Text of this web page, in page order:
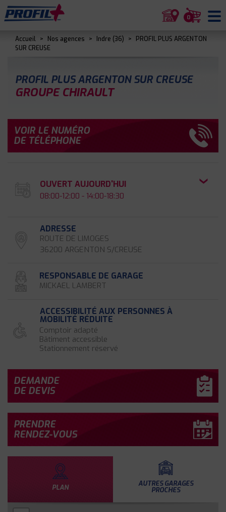
0
Accueil > Nos agences > Indre (36) >
PROFIL PLUS ARGENTON
SUR CREUSE
PROFIL PLUS ARGENTON SUR CREUSE
GROUPE CHIRAULT
VOIR LE NUMÉRO
DE TÉLÉPHONE
OUVERT AUJOURD'HUI
08:00-12:00 - 14:00-18:30
ADRESSE
ROUTE DE LIMOGES
36200 ARGENTON S/CREUSE
RESPONSABLE DE GARAGE
MICKAEL LAMBERT
ACCESSIBILITÉ AUX PERSONNES À
MOBILITÉ RÉDUITE
Comptoir adapté
Bâtiment accessible
Stationnement réservé
PLAN AUTRES GARAGES
PROCHES
DEMANDE
DE DEVIS
PRENDRE
RENDEZ-VOUS